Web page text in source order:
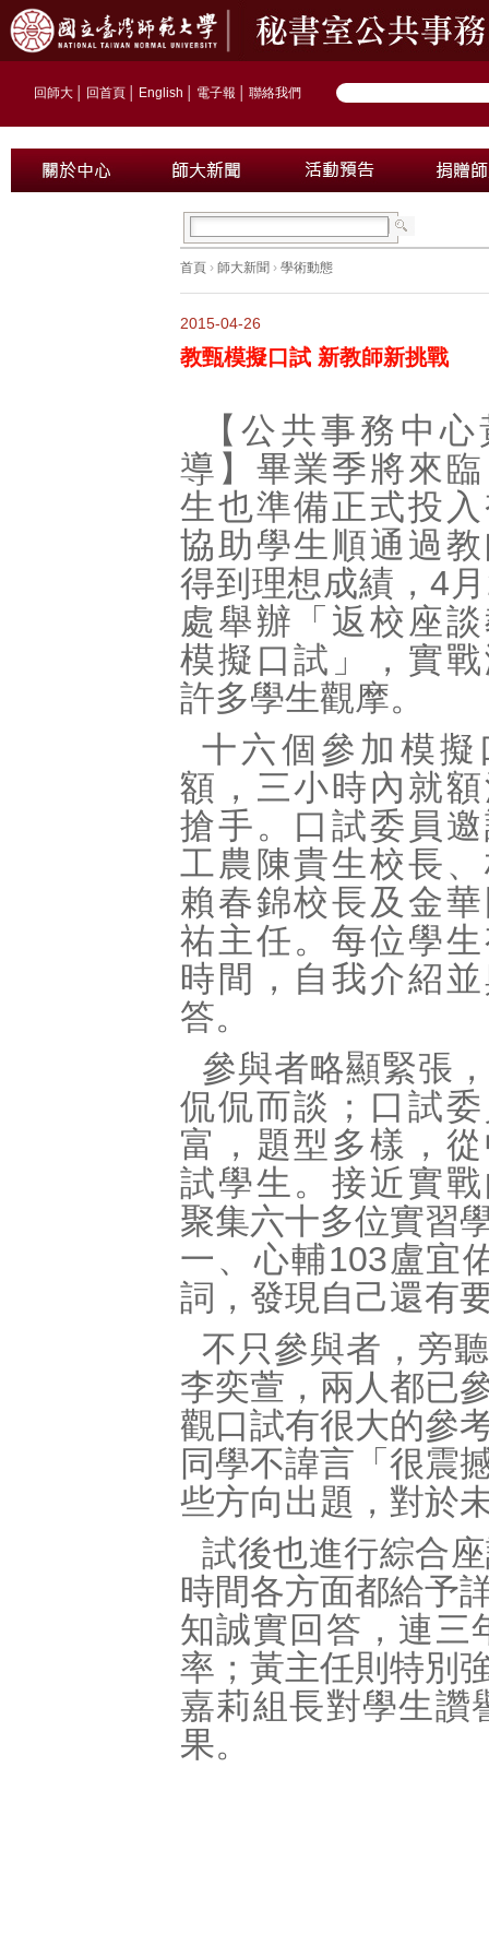
回師大 回首頁 English 電子報 聯絡我們
首頁 › 師大新聞 › 學術動態
2015-04-26
教甄模擬口試 新教師新挑戰
【公共事務中
導】畢業季將來
生也準備正式投
協助學生順通過
得到理想成績，4 月
處舉辦「返校座
模擬口試」，實
許多學生觀摩。
十六個參加模擬
額，三小時內就
搶手。口試委員
工農陳貴生校長
賴春錦校長及金
祐主任。每位學
時間，自我介紹
答。
參與者略顯緊張
侃侃而談；口試
富，題型多樣，
試學生。接近實
聚集六十多位實習
一、心輔103盧宜
詞，發現自己還有
不只參與者，旁
李奕萱，兩人都已
觀口試有很大的參
同學不諱言「很震
些方向出題，對於
試後也進行綜合
時間各方面都給予
知誠實回答，連三
率；黃主任則特別
嘉莉組長對學生讚
果。